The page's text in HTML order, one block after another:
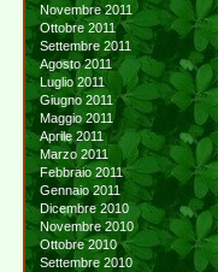
Novembre 2011
Ottobre 2011
Settembre 2011
Agosto 2011
Luglio 2011
Giugno 2011
Maggio 2011
Aprile 2011
Marzo 2011
Febbraio 2011
Gennaio 2011
Dicembre 2010
Novembre 2010
Ottobre 2010
Settembre 2010